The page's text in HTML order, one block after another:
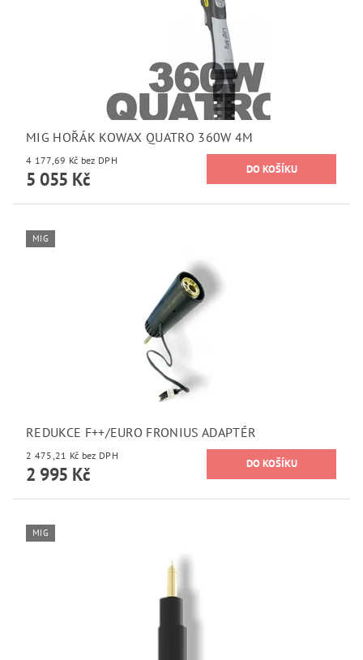
MIG HOŘÁK KOWAX QUATRO 360W 4M
4 177,69 Kč bez DPH
5 055 Kč
MIG
REDUKCE F++/EURO FRONIUS ADAPTÉR
2 475,21 Kč bez DPH
2 995 Kč
MIG